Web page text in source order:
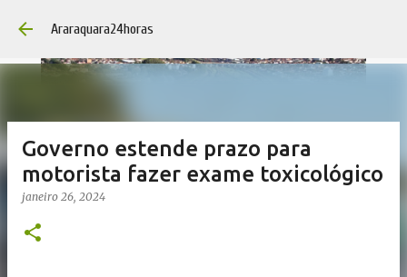
Araraquara24horas
Governo estende prazo para
motorista fazer exame toxicológico
janeiro 26, 2024